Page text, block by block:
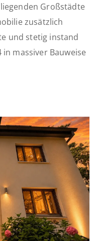
Großstädte
zusätzlich
und stetig instand
massiver Bauweise